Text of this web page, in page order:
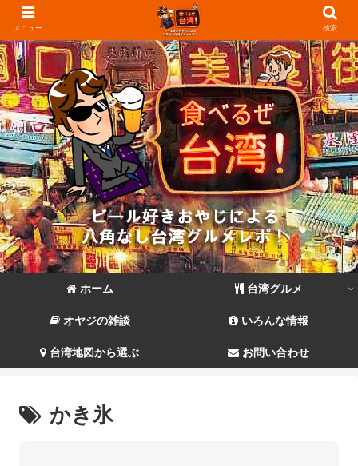
ホーム 台湾グルメ
オヤジの雑談 いろんな情報
台湾地図から選ぶ お問い合わせ
かき氷
メニュー 検索